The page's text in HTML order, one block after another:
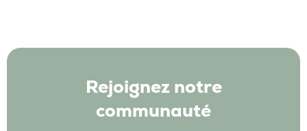
Rejoignez notre
communauté